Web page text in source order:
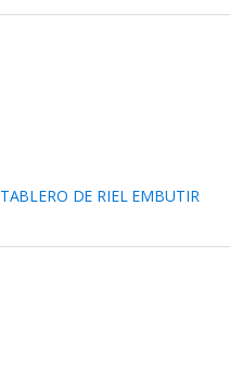
TABLERO DE RIEL EMBUTIR